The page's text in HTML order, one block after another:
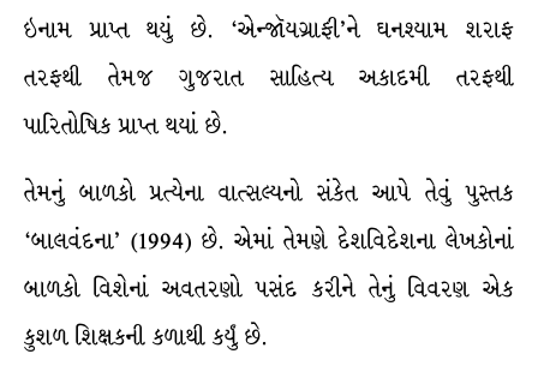
ઇનામ પ્રાપ્ત થયું છે. ‘એન્જૉયગ્રાફી’ને ઘનશ્યામ શરાફ
તરફથી તેમજ ગુજરાત સાહિત્ય અકાદમી તરફથી
પારિતોષિક પ્રાપ્ત થયાં છે.
તેમનું બાળકો પ્રત્યેના વાત્સલ્યનો સંકેત આપે તેવું પુસ્તક
‘બાલવંદના’ (1994) છે. એમાં તેમણે દેશવિદેશના લેખકોનાં
બાળકો વિશેનાં અવતરણો પસંદ કરીને તેનું વિવરણ એક
કુશળ શિક્ષકની કળાથી કર્યું છે.